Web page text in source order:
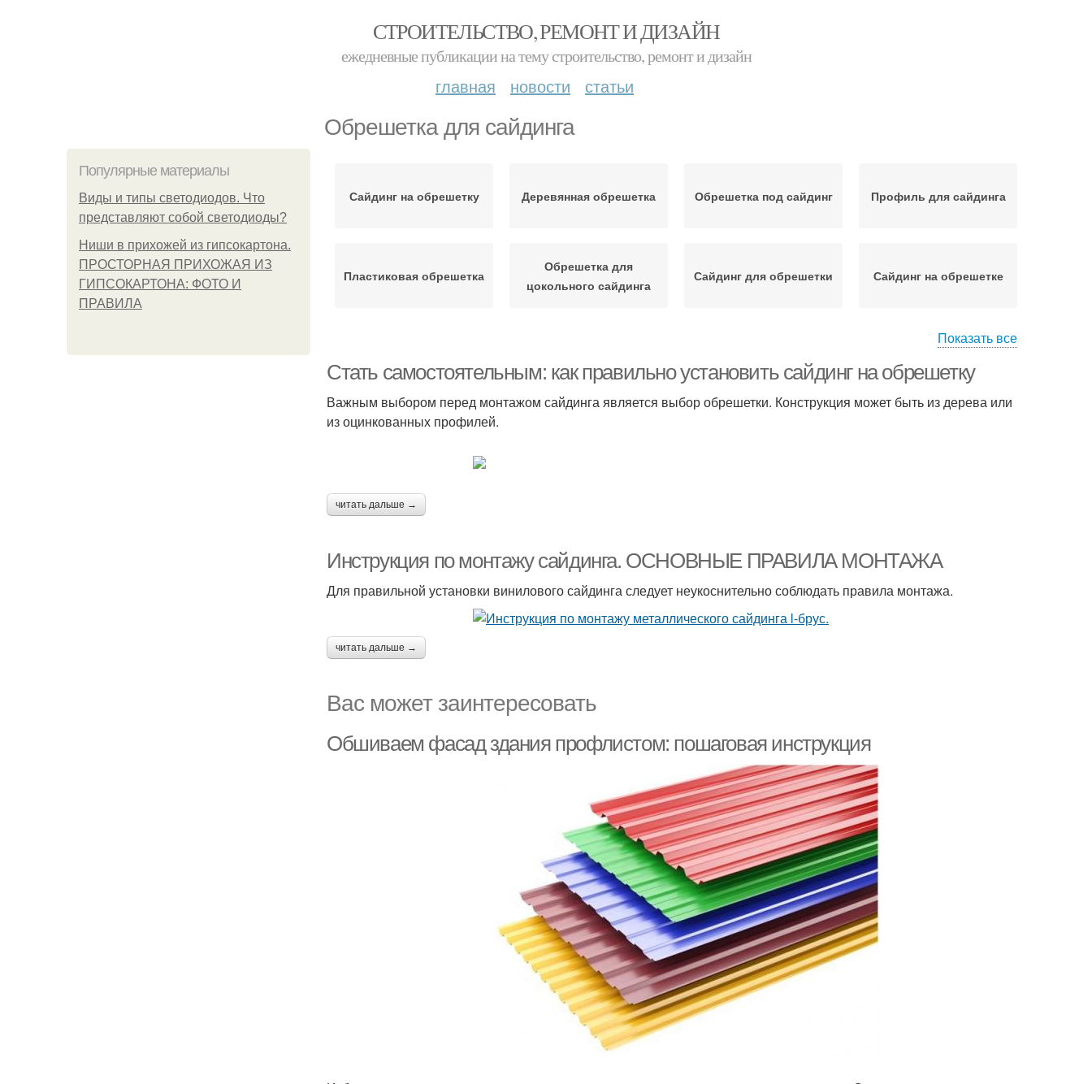
СТРОИТЕЛЬСТВО, РЕМОНТ И ДИЗАЙН
ежедневные публикации на тему строительство, ремонт и дизайн
главная новости статьи
Обрешетка для сайдинга
Популярные материалы
Виды и типы светодиодов. Что
представляют собой светодиоды?
Ниши в прихожей из гипсокартона.
ПРОСТОРНАЯ ПРИХОЖАЯ ИЗ
ГИПСОКАРТОНА: ФОТО И
ПРАВИЛА
Сайдинг на обрешетку Деревянная обрешетка Обрешетка под сайдинг Профиль для сайдинга
Пластиковая обрешетка
Обрешетка для
цокольного сайдинга
Сайдинг для обрешетки Сайдинг на обрешетке
бруски
Показать все
Стать самостоятельным: как правильно установить сайдинг на обрешетку
Важным выбором перед монтажом сайдинга является выбор обрешетки. Конструкция может быть из дерева или
из оцинкованных профилей.
читать дальше →
Инструкция по монтажу сайдинга. ОСНОВНЫЕ ПРАВИЛА МОНТАЖА
Для правильной установки винилового сайдинга следует неукоснительно соблюдать правила монтажа.
читать дальше →
Вас может заинтересовать
Обшиваем фасад здания профлистом: пошаговая инструкция